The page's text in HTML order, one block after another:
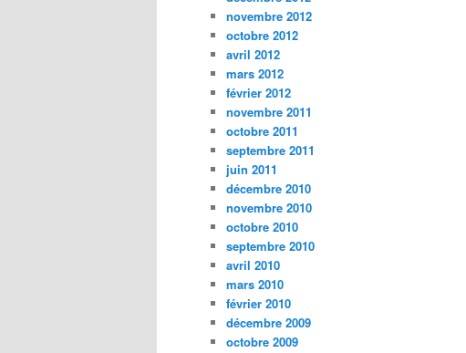
novembre 2012
octobre 2012
avril 2012
mars 2012
février 2012
novembre 2011
octobre 2011
septembre 2011
juin 2011
décembre 2010
novembre 2010
octobre 2010
septembre 2010
avril 2010
mars 2010
février 2010
décembre 2009
octobre 2009